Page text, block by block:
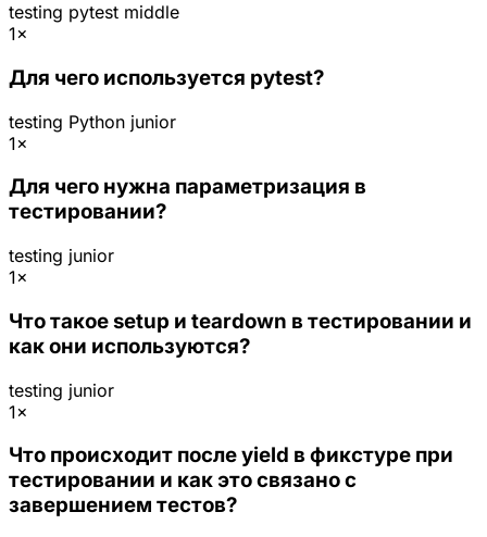
testing pytest middle
1×
Для чего используется pytest?
testing Python junior
1×
Для чего нужна параметризация в
тестировании?
testing junior
1×
Что такое setup и teardown в тестировании и
как они используются?
testing junior
1×
Что происходит после yield в фикстуре при
тестировании и как это связано с
завершением тестов?